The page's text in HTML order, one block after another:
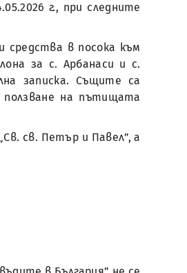
г., при следните
средства в посока към
за с. Арбанаси и с.
записка. Същите са
ползване на пътищата
св. Петър и Павел”, а